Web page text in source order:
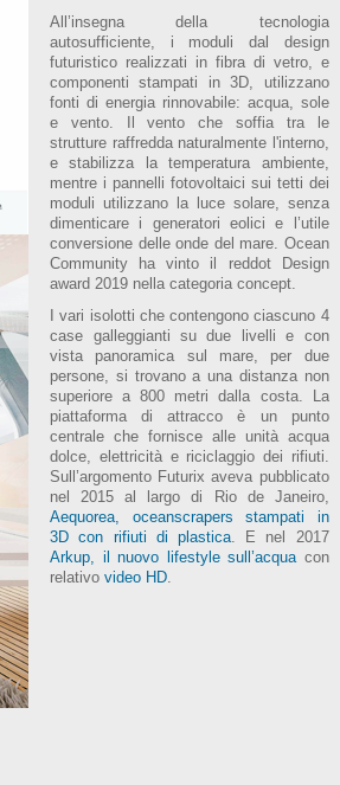
All’insegna della tecnologia
autosufficiente, i moduli dal design
futuristico realizzati in fibra di vetro, e
componenti stampati in 3D, utilizzano
fonti di energia rinnovabile: acqua, sole
e vento. Il vento che soffia tra le
strutture raffredda naturalmente l'interno,
e stabilizza la temperatura ambiente,
mentre i pannelli fotovoltaici sui tetti dei
moduli utilizzano la luce solare, senza
dimenticare i generatori eolici e l’utile
conversione delle onde del mare. Ocean
Community ha vinto il reddot Design
award 2019 nella categoria concept.
I vari isolotti che contengono ciascuno 4
case galleggianti su due livelli e con
vista panoramica sul mare, per due
persone, si trovano a una distanza non
superiore a 800 metri dalla costa. La
piattaforma di attracco è un punto
centrale che fornisce alle unità acqua
dolce, elettricità e riciclaggio dei rifiuti.
Sull’argomento Futurix aveva pubblicato
nel 2015 al largo di Rio de Janeiro,
Aequorea, oceanscrapers stampati in
3D con rifiuti di plastica . E nel 2017
Arkup, il nuovo lifestyle sull’acqua con
relativovideo HD